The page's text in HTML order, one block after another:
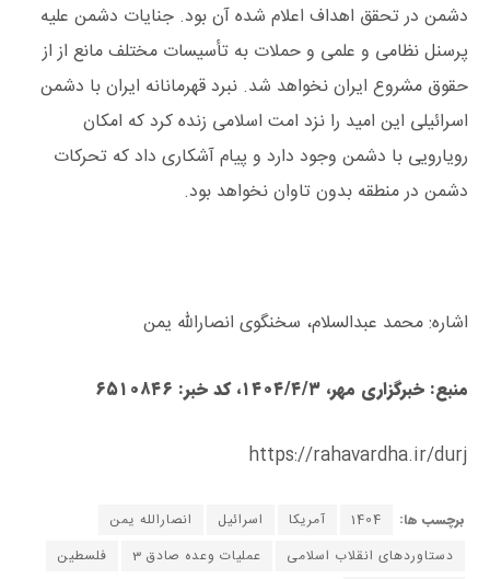
دشمن در تحقق اهداف اعلام شده آن بود. جنایات دشمن علیه
پرسنل نظامی و علمی و حملات به تأسیسات مختلف مانع از از
حقوق مشروع ایران نخواهد شد. نبرد قهرمانانه ایران با دشمن
اسرائیلی این امید را نزد امت اسلامی زنده کرد که امکان
رویارویی با دشمن وجود دارد و پیام آشکاری داد که تحرکات
دشمن در منطقه بدون تاوان نخواهد بود.
اشاره: محمد عبدالسلام، سخنگوی انصارالله یمن
منبع: خبرگزاری مهر، ۱۴۰۴/۴/۳، کد خبر: ۶۵۱۰۸۴۶
https://rahavardha.ir/durj
برچسب ها: 1404 آمریکا اسرائیل
انصارالله یمن
دستاوردهای انقلاب اسلامی
عملیات وعده صادق 3
فلسطین